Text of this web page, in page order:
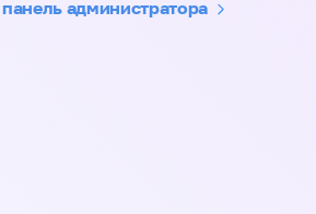
администратора